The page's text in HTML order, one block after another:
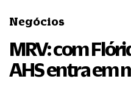
Negócios
MRV: com
AHS entra em